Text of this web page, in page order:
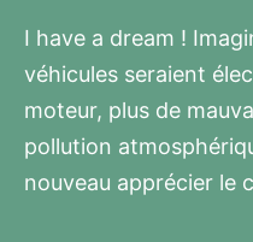
I have a dream !
véhicules seraient
moteur, plus de
pollution
nouveau apprécier le